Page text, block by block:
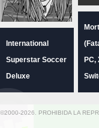
International
Superstar Soccer
Deluxe
PC,
©2000-2026. PROHIBIDA LA